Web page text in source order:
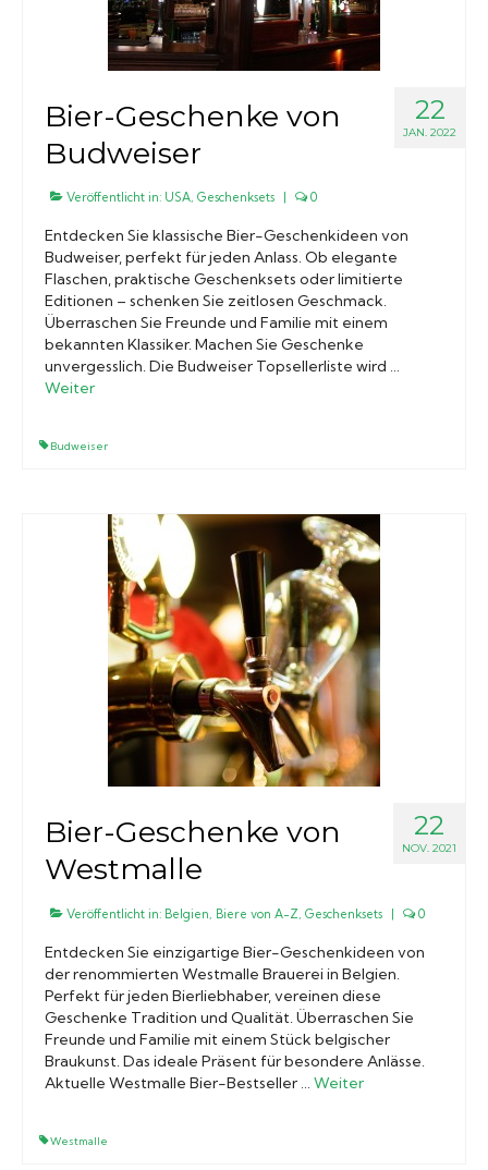
22
JAN. 2022
Bier-Geschenke von
Budweiser
Veröffentlicht in: USA, Geschenksets 0
Entdecken Sie klassische Bier-Geschenkideen von
Budweiser, perfekt für jeden Anlass. Ob elegante
Flaschen, praktische Geschenksets oder limitierte
Editionen – schenken Sie zeitlosen Geschmack.
Überraschen Sie Freunde und Familie mit einem
bekannten Klassiker. Machen Sie Geschenke
unvergesslich. Die Budweiser Topsellerliste wird …
Weiter
Budweiser
22
NOV. 2021
Bier-Geschenke von
Westmalle
Veröffentlicht in: Belgien, Biere von A-Z, Geschenksets | 0
Entdecken Sie einzigartige Bier-Geschenkideen von
der renommierten Westmalle Brauerei in Belgien.
Perfekt für jeden Bierliebhaber, vereinen diese
Geschenke Tradition und Qualität. Überraschen Sie
Freunde und Familie mit einem Stück belgischer
Braukunst. Das ideale Präsent für besondere Anlässe.
Aktuelle Westmalle Bier-Bestseller … Weiter
Westmalle